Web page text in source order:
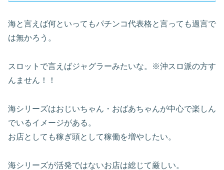
海と言えば何といってもパチンコ代表格と言っても過言で
は無かろう。
スロットで言えばジャグラーみたいな。※沖スロ派の方す
んません！！
海シリーズはおじいちゃん・おばあちゃんが中心で楽しん
でいるイメージがある。
お店としても稼ぎ頭として稼働を増やしたい。
海シリーズが活発ではないお店は総じて厳しい。